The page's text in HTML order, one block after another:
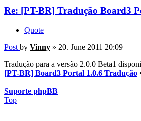
Re: [PT-BR] Tradução Board3
Quote
Post by Vinny » 20. June 2011 20:09
Tradução para a versão 2.0.0 Beta1
[PT-BR] Board3 Portal 1.0.6 Tradução
Suporte phpBB
Top